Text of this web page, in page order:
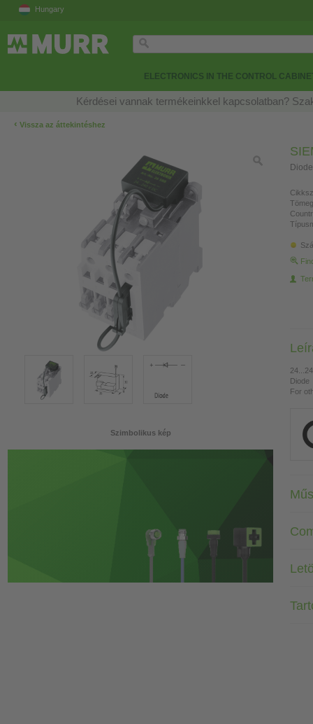
Hungary
ELECTRONICS IN THE CONTROL
Kérdései vannak termékeinkkel kapcsolatban?
‹ Vissza az áttekintéshez
Szimbolikus kép
Diode
For